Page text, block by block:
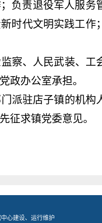
负责退役军人服务
新时代文明实践工作；
察、人民武装、工
政办公室承担。
派驻店子镇的机构
征求镇党委意见。
心建设、运行维护